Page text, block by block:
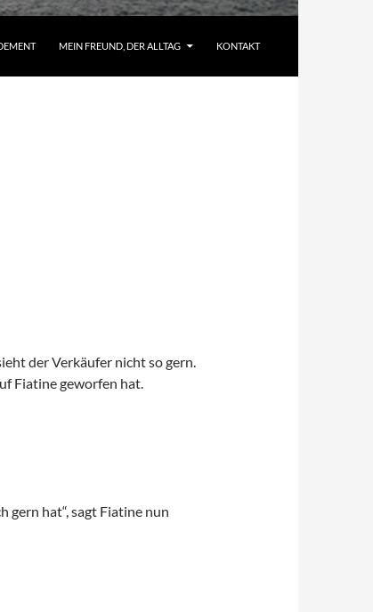
MEIN FREUND, DER ALLTAG KONTAKT
der Verkäufer nicht so gern.
Fiatine geworfen hat.
gern hat“, sagt Fiatine nun